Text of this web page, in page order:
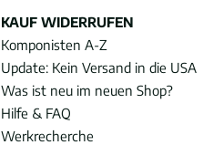
KAUF WIDERRUFEN
Komponisten A-Z
Update: Kein Versand in die USA
Was ist neu im neuen Shop?
Hilfe & FAQ
Werkrecherche